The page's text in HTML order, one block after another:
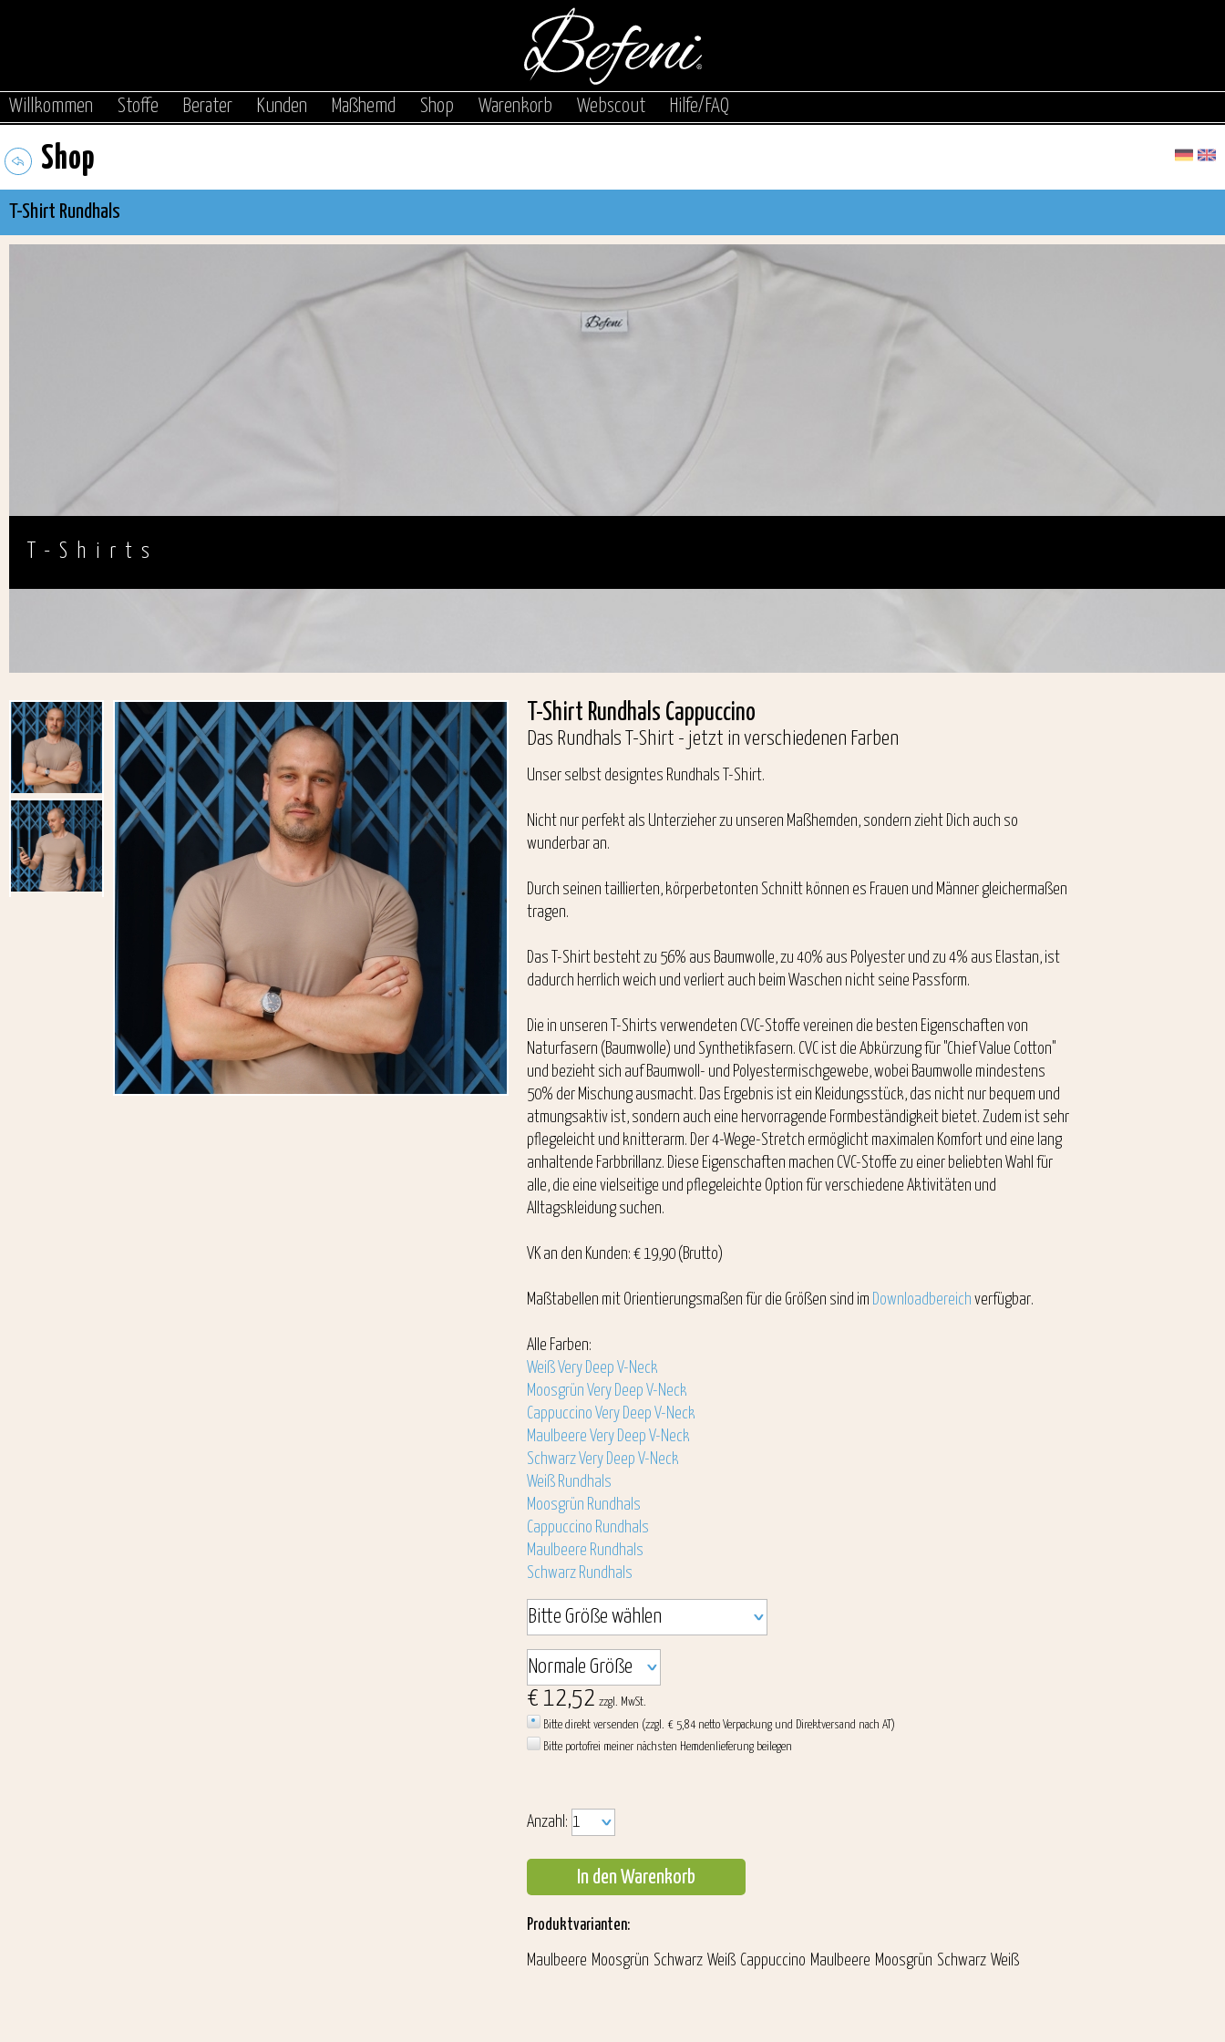
Willkommen Stoffe Berater Kunden Maßhemd Shop Warenkorb Webscout Hilfe/FAQ
Shop
T-Shirt Rundhals
T-Shirts
T-Shirt Rundhals Cappuccino
Das Rundhals T-Shirt - jetzt in verschiedenen Farben
Unser selbst designtes Rundhals T-Shirt.
Nicht nur perfekt als Unterzieher zu unseren Maßhemden, sondern zieht Dich auch so
wunderbar an.
Durch seinen taillierten, körperbetonten Schnitt können es Frauen und Männer gleichermaßen
tragen.
Das T-Shirt besteht zu 56% aus Baumwolle, zu 40% aus Polyester und zu 4% aus Elastan, ist
dadurch herrlich weich und verliert auch beim Waschen nicht seine Passform.
Die in unseren T-Shirts verwendeten CVC-Stoffe vereinen die besten Eigenschaften von
Naturfasern (Baumwolle) und Synthetikfasern. CVC ist die Abkürzung für "Chief Value Cotton"
und bezieht sich auf Baumwoll- und Polyestermischgewebe, wobei Baumwolle mindestens
50% der Mischung ausmacht. Das Ergebnis ist ein Kleidungsstück, das nicht nur bequem und
atmungsaktiv ist, sondern auch eine hervorragende Formbeständigkeit bietet. Zudem ist sehr
pflegeleicht und knitterarm. Der 4-Wege-Stretch ermöglicht maximalen Komfort und eine lang
anhaltende Farbbrillanz. Diese Eigenschaften machen CVC-Stoffe zu einer beliebten Wahl für
alle, die eine vielseitige und pflegeleichte Option für verschiedene Aktivitäten und
Alltagskleidung suchen.
VK an den Kunden: € 19,90 (Brutto)
Maßtabellen mit Orientierungsmaßen für die Größen sind im Downloadbereich verfügbar.
Alle Farben:
Weiß Very Deep V-Neck
Moosgrün Very Deep V-Neck
Cappuccino Very Deep V-Neck
Maulbeere Very Deep V-Neck
Schwarz Very Deep V-Neck
Weiß Rundhals
Moosgrün Rundhals
Cappuccino Rundhals
Maulbeere Rundhals
Schwarz Rundhals
€ 12,52 zzgl. MwSt.
Bitte direkt versenden (zzgl. € 5,84 netto Verpackung und Direktversand nach AT)
Bitte portofrei meiner nächsten Hemdenlieferung beilegen
Anzahl:
In den Warenkorb
Produktvarianten:
Maulbeere Moosgrün Schwarz Weiß Cappuccino Maulbeere Moosgrün Schwarz Weiß